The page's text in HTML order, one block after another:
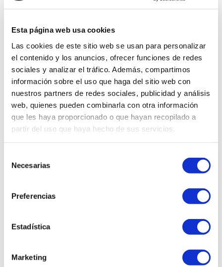
Esta página web usa cookies
Las cookies de este sitio web se usan para personalizar
el contenido y los anuncios, ofrecer funciones de redes
sociales y analizar el tráfico. Además, compartimos
información sobre el uso que haga del sitio web con
nuestros partners de redes sociales, publicidad y análisis
web, quienes pueden combinarla con otra información
que les haya proporcionado o que hayan recopilado a
partir del uso que haya hecho de sus servicios.
Necesarias
Preferencias
Estadística
Marketing
Recoge en Tienda
Plataforma vibratoria -
Power Fit Compact
Products
Caminadora Plegable - I
Products